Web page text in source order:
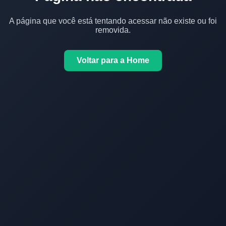
A página que você está tentando acessar não existe ou foi
removida.
Voltar para a Home